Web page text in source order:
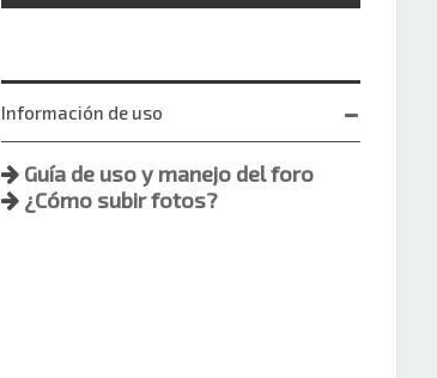
Información de uso
Guía de uso y manejo del foro
¿Cómo subir fotos?